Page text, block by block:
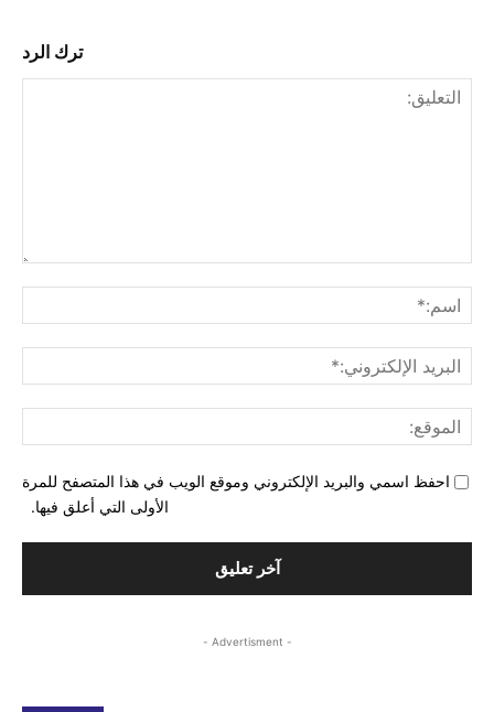
ترك الرد
احفظ اسمي والبريد الإلكتروني وموقع الويب في هذا المتصفح للمرة
الأولى التي أعلق فيها.
- Advertisment -